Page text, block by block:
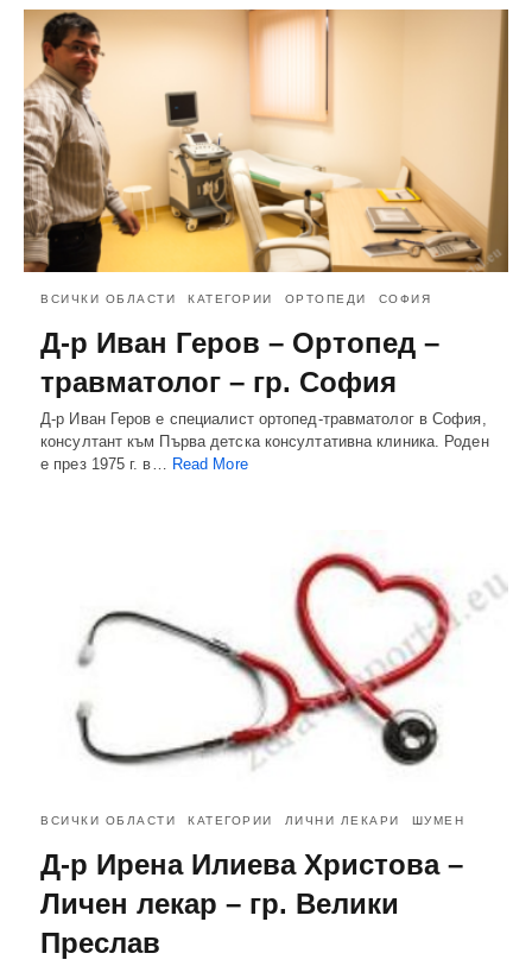
ВСИЧКИ ОБЛАСТИ КАТЕГОРИИ ОРТОПЕДИ СОФИЯ
Д-р Иван Геров – Ортопед –
травматолог – гр. София
Д-р Иван Геров е специалист ортопед-травматолог в София,
консултант към Първа детска консултативна клиника. Роден
е през 1975 г. в… Read More
ВСИЧКИ ОБЛАСТИ КАТЕГОРИИ ЛИЧНИ ЛЕКАРИ ШУМЕН
Д-р Ирена Илиева Христова –
Личен лекар – гр. Велики
Преслав